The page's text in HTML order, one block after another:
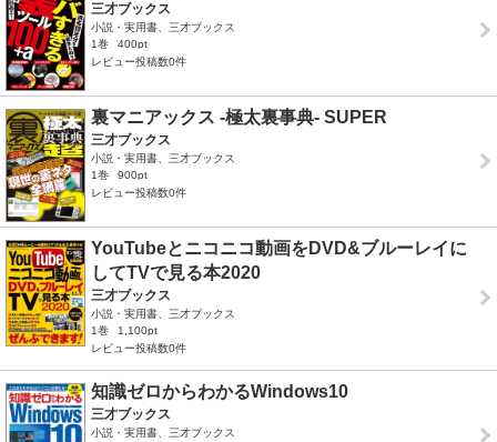
三才ブックス
小説・実用書、三才ブックス
1巻
400pt
レビュー投稿数0件
裏マニアックス -極太裏事典- SUPER
三才ブックス
小説・実用書、三才ブックス
1巻
900pt
レビュー投稿数0件
YouTubeとニコニコ動画をDVD&ブルーレイに
してTVで見る本2020
三才ブックス
小説・実用書、三才ブックス
1巻
1,100pt
レビュー投稿数0件
知識ゼロからわかるWindows10
三才ブックス
小説・実用書、三才ブックス